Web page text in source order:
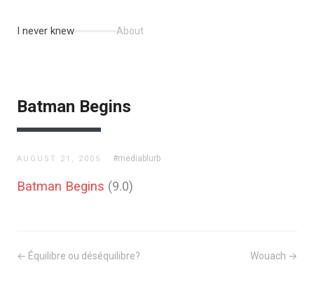
I never knew About
Batman Begins
AUGUST 21, 2005 #mediablurb
Batman Begins (9.0)
← Équilibre ou déséquilibre? Wouach →